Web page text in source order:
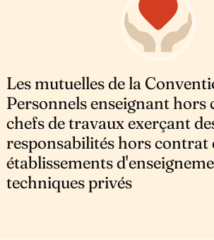
Les mutuelles de la
Personnels enseignant hors
chefs de travaux exerçant
responsabilités hors contrat
établissements
techniques privés